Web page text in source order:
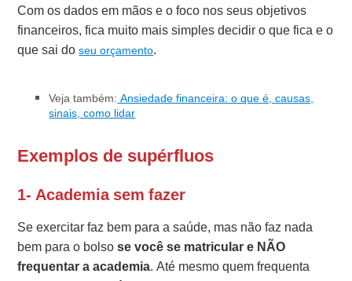
Com os dados em mãos e o foco nos seus objetivos
financeiros, fica muito mais simples decidir o que fica e o
que sai doseu orçamento.
Veja também: Ansiedade financeira: o que é, causas,
sinais, como lidar
Exemplos de supérfluos
1- Academia sem fazer
Se exercitar faz bem para a saúde, mas não faz nada
bem para o bolsose você se matricular e NÃO
frequentar a academia.Até mesmo quem frequenta